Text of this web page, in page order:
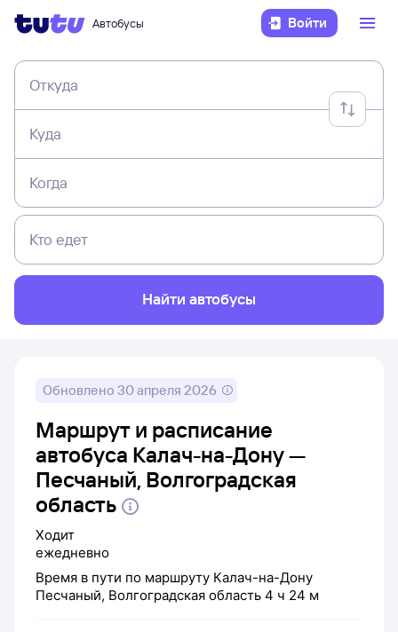
Автобусы Войти
Откуда
Куда
Когда
Кто едет
Найти автобусы
Обновлено 30 апреля 2026
Маршрут и расписание
автобуса Калач-на-Дону —
Песчаный, Волгоградская
область
Ходит
ежедневно
Время в пути по маршруту Калач-на-Дону
Песчаный, Волгоградская область 4 ч 24 м